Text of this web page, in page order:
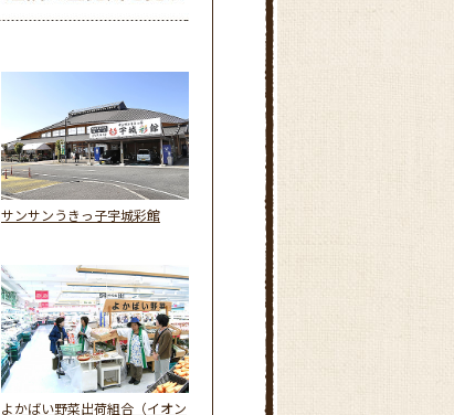
サンサンうきっ子宇城彩館
よかばい野菜出荷組合（イオン